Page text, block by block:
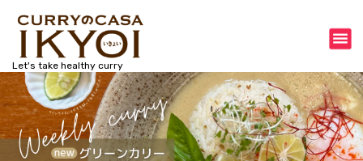
ツ
へ
ス
キ
Let's take healthy curry